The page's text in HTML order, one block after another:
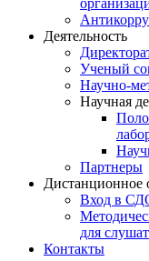
Деятельность
Ученый
Научно-
Научная
Партнеры
Дистанционное
Вход в
для
Контакты